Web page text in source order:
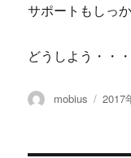
サポートもしっ
どうしよう・・
投
mobius
投
2017